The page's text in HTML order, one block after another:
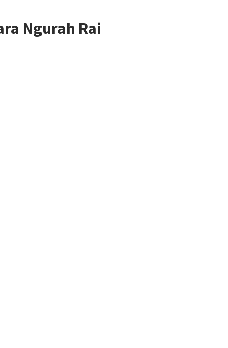
Ngurah Rai